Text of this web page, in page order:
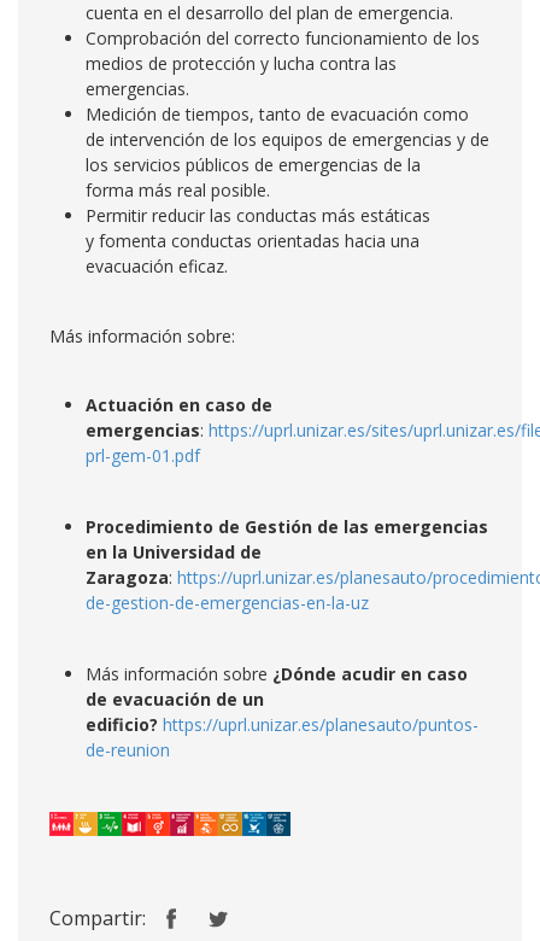
cuenta en el desarrollo del plan de emergencia.
Comprobación del correcto funcionamiento de los
medios de protección y lucha contra las
emergencias.
Medición de tiempos, tanto de evacuación como
de intervención de los equipos de emergencias y de
los servicios públicos de emergencias de la
forma más real posible.
Permitir reducir las conductas más estáticas
y fomenta conductas orientadas hacia una
evacuación eficaz.
Más información sobre:
Actuación en caso de
emergencias: https://uprl.unizar.es/sites/uprl.unizar.es/
prl-gem-01.pdf
Procedimiento de Gestión de las emergencias
en la Universidad de
Zaragoza: https://uprl.unizar.es/planesauto/
de-gestion-de-emergencias-en-la-uz
Más información sobre ¿Dónde acudir en caso
de evacuación de un
edificio? https://uprl.unizar.es/planesauto/puntos-
de-reunion
Compartir: